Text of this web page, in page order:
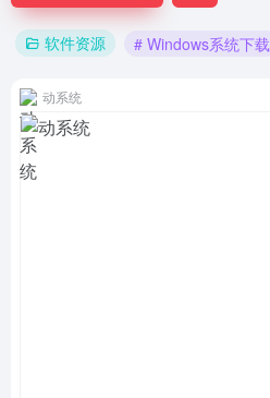
软件资源 # Windows系统下载
动系统